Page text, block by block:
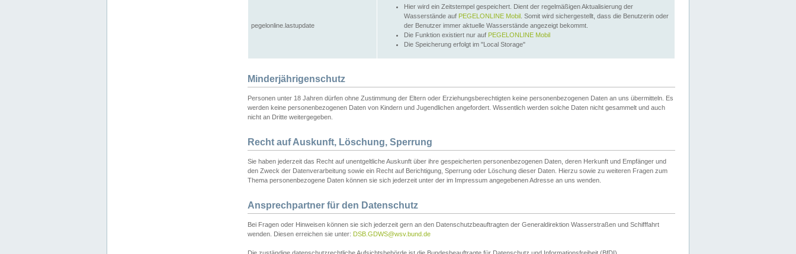
pegelonline.lastupdate
Hier wird ein Zeitstempel gespeichert. Dient der regelmäßigen Aktualisierung der
Wasserstände auf PEGELONLINE Mobil . Somit wird sichergestellt, dass die Benutzerin oder
der Benutzer immer aktuelle Wasserstände angezeigt bekommt.
Die Funktion existiert nur auf PEGELONLINE Mobil
Die Speicherung erfolgt im "Local Storage"
Minderjährigenschutz
Personen unter 18 Jahren dürfen ohne Zustimmung der Eltern oder Erziehungsberechtigten keine personenbezogenen Daten an uns übermitteln. Es
werden keine personenbezogenen Daten von Kindern und Jugendlichen angefordert. Wissentlich werden solche Daten nicht gesammelt und auch
nicht an Dritte weitergegeben.
Recht auf Auskunft, Löschung, Sperrung
Sie haben jederzeit das Recht auf unentgeltliche Auskunft über ihre gespeicherten personenbezogenen Daten, deren Herkunft und Empfänger und
den Zweck der Datenverarbeitung sowie ein Recht auf Berichtigung, Sperrung oder Löschung dieser Daten. Hierzu sowie zu weiteren Fragen zum
Thema personenbezogene Daten können sie sich jederzeit unter der im Impressum angegebenen Adresse an uns wenden.
Ansprechpartner für den Datenschutz
Bei Fragen oder Hinweisen können sie sich jederzeit gern an den Datenschutzbeauftragten der Generaldirektion Wasserstraßen und Schifffahrt
wenden. Diesen erreichen sie unter: DSB.GDWS@wsv.bund.de